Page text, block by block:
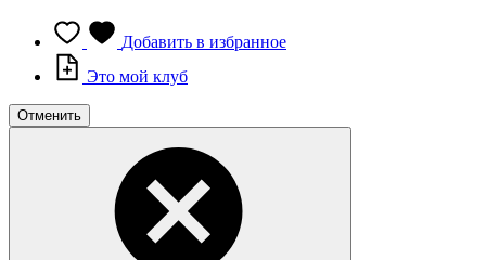
Добавить в избранное
Это мой клуб
Отменить